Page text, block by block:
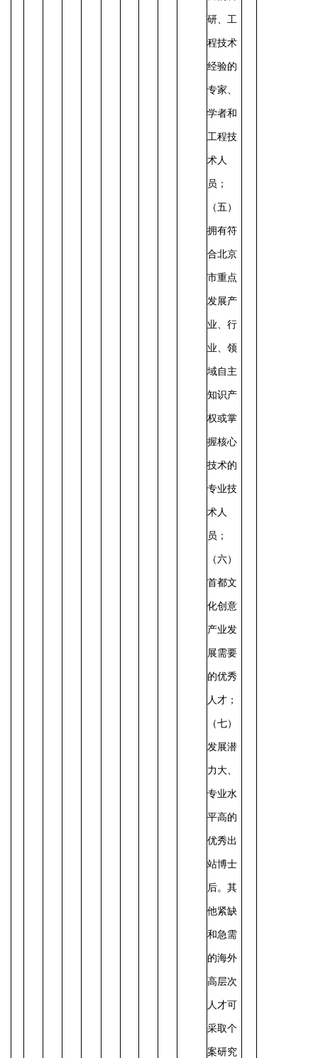
研、工
程技术
经验的
专家、
学者和
工程技
术人
员；
（五）
拥有符
合北京
市重点
发展产
业、行
业、领
域自主
知识产
权或掌
握核心
技术的
专业技
术人
员；
（六）
首都文
化创意
产业发
展需要
的优秀
人才；
（七）
发展潜
力大、
专业水
平高的
优秀出
站博士
后。其
他紧缺
和急需
的海外
高层次
人才可
采取个
案研究